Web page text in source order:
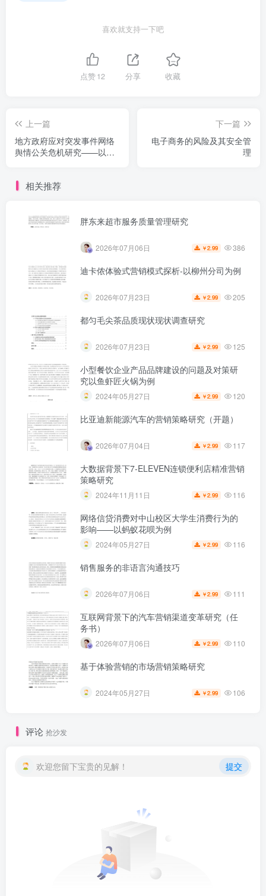
喜欢就支持一下吧
点赞12 分享 收藏
上一篇
地方政府应对突发事件网络
舆情公关危机研究——以天
下一篇
电子商务的风险及其安全管
理
相关推荐
胖东来超市服务质量管理研究
2026年07月06日 ￥2.99 386
迪卡侬体验式营销模式探析-以柳州分司为例
2026年07月23日 ￥2.99 205
都匀毛尖茶品质现状现状调查研究
2026年07月23日 ￥2.99 125
小型餐饮企业产品品牌建设的问题及对策研
究以鱼虾匠火锅为例
2024年05月27日 ￥2.99 120
比亚迪新能源汽车的营销策略研究（开题）
2026年07月04日 ￥2.99 117
大数据背景下7-ELEVEN连锁便利店精准营销
策略研究
2024年11月11日 ￥2.99 116
网络信贷消费对中山校区大学生消费行为的
影响——以蚂蚁花呗为例
2024年05月27日 ￥2.99 116
销售服务的非语言沟通技巧
2026年07月06日 ￥2.99 111
互联网背景下的汽车营销渠道变革研究（任
务书）
2026年07月06日 ￥2.99 110
基于体验营销的市场营销策略研究
2024年05月27日 ￥2.99 106
评论 抢沙发
欢迎您留下宝贵的见解！ 提交